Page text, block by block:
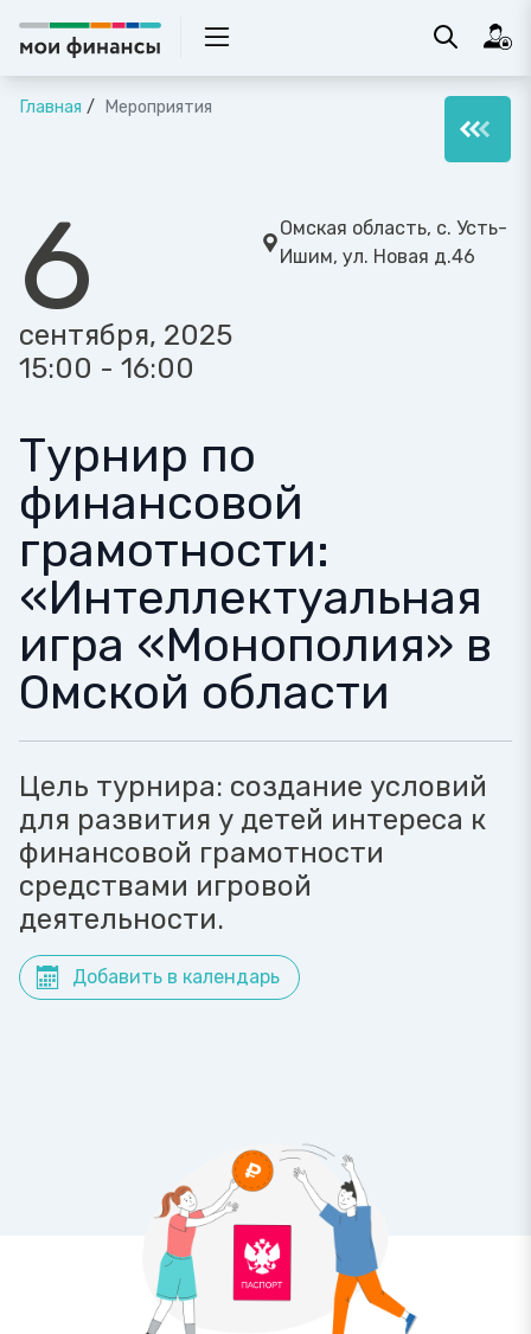
Главная Мероприятия
6
сентября, 2025
15:00 - 16:00
Омская область, с. Усть-
Ишим, ул. Новая д.46
Турнир по
финансовой
грамотности:
«Интеллектуальная
игра «Монополия» в
Омской области
Цель турнира: создание условий
для развития у детей интереса к
финансовой грамотности
средствами игровой
деятельности.
Добавить в календарь